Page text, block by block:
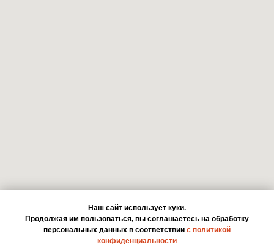
Наш сайт использует куки.
Продолжая им пользоваться, вы соглашаетесь на обработку
персональных данных в соответствии с политикой
конфиденциальности